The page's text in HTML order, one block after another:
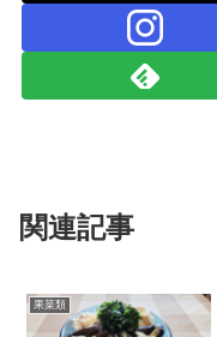
関連記事
果菜類